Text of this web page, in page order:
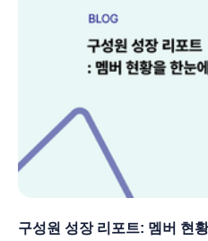
구성원 성장 리포트: 멤버 현